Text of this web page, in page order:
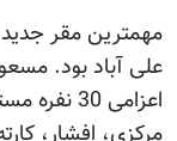
مهمترین مقر جدید
اعزامی